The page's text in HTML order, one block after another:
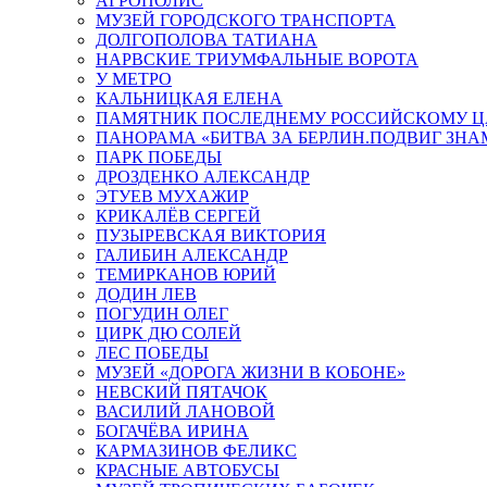
МУЗЕЙ ГОРОДСКОГО ТРАНСПОРТА
ДОЛГОПОЛОВА ТАТИАНА
НАРВСКИЕ ТРИУМФАЛЬНЫЕ ВОРОТА
У МЕТРО
КАЛЬНИЦКАЯ ЕЛЕНА
ПАМЯТНИК ПОСЛЕДНЕМУ РОССИЙСКОМУ
ПАНОРАМА «БИТВА ЗА БЕРЛИН.ПОДВИГ
ПАРК ПОБЕДЫ
ДРОЗДЕНКО АЛЕКСАНДР
ЭТУЕВ МУХАЖИР
КРИКАЛЁВ СЕРГЕЙ
ПУЗЫРЕВСКАЯ ВИКТОРИЯ
ГАЛИБИН АЛЕКСАНДР
ТЕМИРКАНОВ ЮРИЙ
ДОДИН ЛЕВ
ПОГУДИН ОЛЕГ
ЦИРК ДЮ СОЛЕЙ
ЛЕС ПОБЕДЫ
МУЗЕЙ «ДОРОГА ЖИЗНИ В КОБОНЕ»
НЕВСКИЙ ПЯТАЧОК
ВАСИЛИЙ ЛАНОВОЙ
БОГАЧЁВА ИРИНА
КАРМАЗИНОВ ФЕЛИКС
КРАСНЫЕ АВТОБУСЫ